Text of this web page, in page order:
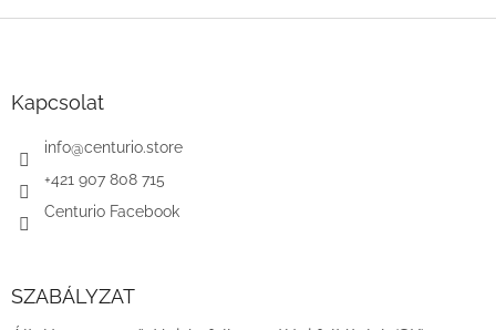
Kapcsolat
info@centurio.store
+421 907 808 715
Centurio Facebook
SZABÁLYZAT